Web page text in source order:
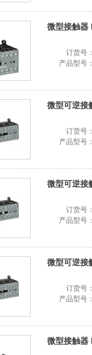
微型接触器
订货号
产品型号
微型可逆接
订货号
产品型号
微型可逆接
订货号
产品型号
微型可逆接
订货号
产品型号
微型接触器